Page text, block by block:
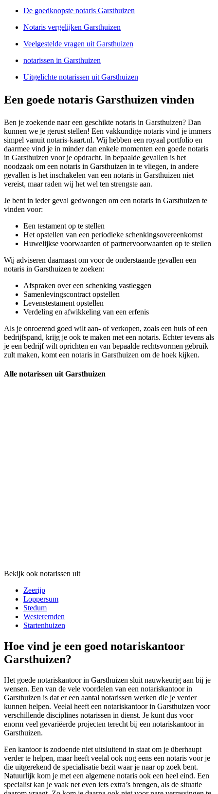
De goedkoopste notaris Garsthuizen
Notaris vergelijken Garsthuizen
Veelgestelde vragen uit Garsthuizen
notarissen in Garsthuizen
Uitgelichte notarissen uit Garsthuizen
Een goede notaris Garsthuizen vinden
Ben je zoekende naar een geschikte notaris in Garsthuizen? Dan
kunnen we je gerust stellen! Een vakkundige notaris vind je immers
simpel vanuit notaris-kaart.nl. Wij hebben een royaal portfolio en
daarmee vind je in minder dan enkele momenten een goede notaris
in Garsthuizen voor je opdracht. In bepaalde gevallen is het
noodzaak om een notaris in Garsthuizen in te vliegen, in andere
gevallen is het inschakelen van een notaris in Garsthuizen niet
vereist, maar raden wij het wel ten strengste aan.
Je bent in ieder geval gedwongen om een notaris in Garsthuizen te
vinden voor:
Een testament op te stellen
Het opstellen van een periodieke schenkingsovereenkomst
Huwelijkse voorwaarden of partnervoorwaarden op te stellen
Wij adviseren daarnaast om voor de onderstaande gevallen een
notaris in Garsthuizen te zoeken:
Afspraken over een schenking vastleggen
Samenlevingscontract opstellen
Levenstestament opstellen
Verdeling en afwikkeling van een erfenis
Als je onroerend goed wilt aan- of verkopen, zoals een huis of een
bedrijfspand, krijg je ook te maken met een notaris. Echter tevens als
je een bedrijf wilt oprichten en van bepaalde rechtsvormen gebruik
zult maken, komt een notaris in Garsthuizen om de hoek kijken.
Alle notarissen uit Garsthuizen
Bekijk ook notarissen uit
Zeerijp
Loppersum
Stedum
Westeremden
Startenhuizen
Hoe vind je een goed notariskantoor
Garsthuizen?
Het goede notariskantoor in Garsthuizen sluit nauwkeurig aan bij je
wensen. Een van de vele voordelen van een notariskantoor in
Garsthuizen is dat er een aantal notarissen werken die je verder
kunnen helpen. Veelal heeft een notariskantoor in Garsthuizen voor
verschillende disciplines notarissen in dienst. Je kunt dus voor
enorm veel gevariëerde projecten terecht bij een notariskantoor in
Garsthuizen.
Een kantoor is zodoende niet uitsluitend in staat om je überhaupt
verder te helpen, maar heeft veelal ook nog eens een notaris voor je
die uitgerekend de specialisatie bezit waar je naar op zoek bent.
Natuurlijk kom je met een algemene notaris ook een heel eind. Een
specialist kan je vaak net even iets extra’s brengen, als de situatie